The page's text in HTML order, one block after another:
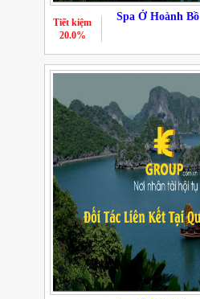
Spa Ở Hoành Bồ
Tiết kiệm
20.0%